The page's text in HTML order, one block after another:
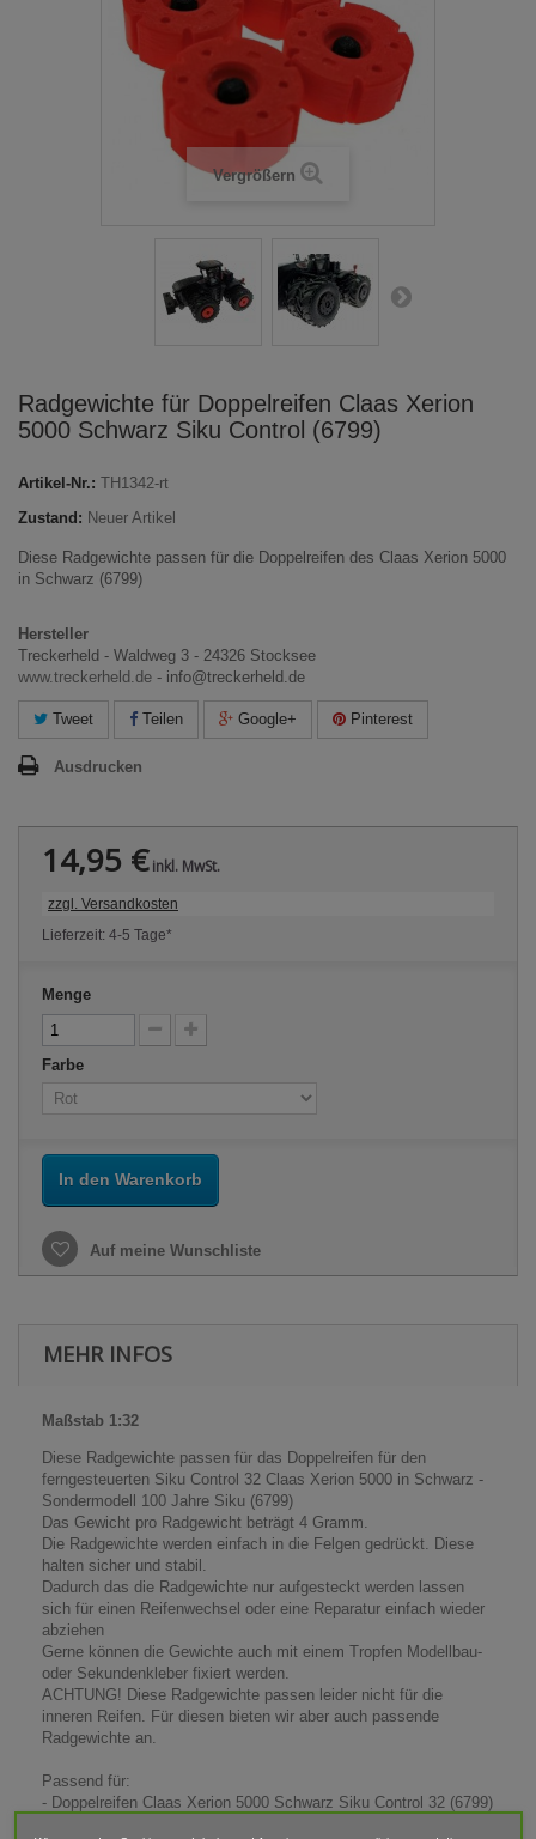
Vergrößern
Radgewichte für Doppelreifen Claas Xerion
5000 Schwarz Siku Control (6799)
Artikel-Nr.: TH1342-rt
Zustand: Neuer Artikel
Diese Radgewichte passen für die Doppelreifen des Claas Xerion 5000
in Schwarz (6799)
Hersteller
Treckerheld - Waldweg 3 - 24326 Stocksee
www.treckerheld.de - info@treckerheld.de
Tweet Teilen Google+ Pinterest
Ausdrucken
14,95 €inkl. MwSt.
zzgl. Versandkosten
Lieferzeit: 4-5 Tage*
Menge
Farbe
In den Warenkorb
Auf meine Wunschliste
MEHR INFOS
Maßstab 1:32
Diese Radgewichte passen für das Doppelreifen für den
ferngesteuerten Siku Control 32 Claas Xerion 5000 in Schwarz -
Sondermodell 100 Jahre Siku (6799)
Das Gewicht pro Radgewicht beträgt 4 Gramm.
Die Radgewichte werden einfach in die Felgen gedrückt. Diese
halten sicher und stabil.
Dadurch das die Radgewichte nur aufgesteckt werden lassen
sich für einen Reifenwechsel oder eine Reparatur einfach wieder
abziehen
Gerne können die Gewichte auch mit einem Tropfen Modellbau-
oder Sekundenkleber fixiert werden.
ACHTUNG! Diese Radgewichte passen leider nicht für die
inneren Reifen. Für diesen bieten wir aber auch passende
Radgewichte an.
Passend für:
- Doppelreifen Claas Xerion 5000 Schwarz Siku Control 32 (6799)